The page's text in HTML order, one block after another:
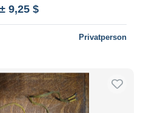
± 9,25 $
Privatperson